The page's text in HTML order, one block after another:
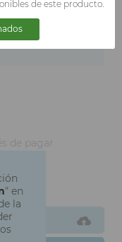
" en
la
de pagar
de este producto.